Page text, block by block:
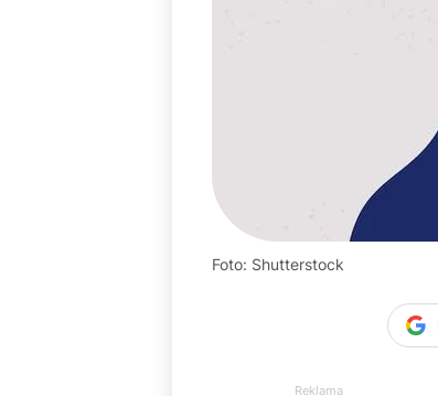
Foto: Shutterstock